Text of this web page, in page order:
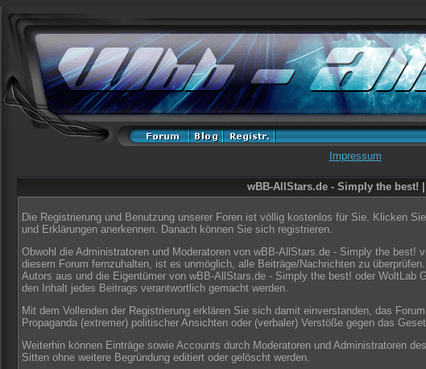
Impressum
wBB-AllStars.de - Simply the best!
Die Registrierung und Benutzung unserer Foren ist völlig kostenlos für Sie. Klicken
und Erklärungen anerkennen. Danach können Sie sich registrieren.
Obwohl die Administratoren und Moderatoren von wBB-AllStars.de - Simply the best!
diesem Forum fernzuhalten, ist es unmöglich, alle Beiträge/Nachrichten zu
Autors aus und die Eigentümer von wBB-AllStars.de - Simply the best! oder WoltLab
den Inhalt jedes Beitrags verantwortlich gemacht werden.
Mit dem Vollenden der Registrierung erklären Sie sich damit einverstanden, das
Propaganda (extremer) politischer Ansichten oder (verbaler) Verstöße gegen das
Weiterhin können Einträge sowie Accounts durch Moderatoren und Administratoren
Sitten ohne weitere Begründung editiert oder gelöscht werden.